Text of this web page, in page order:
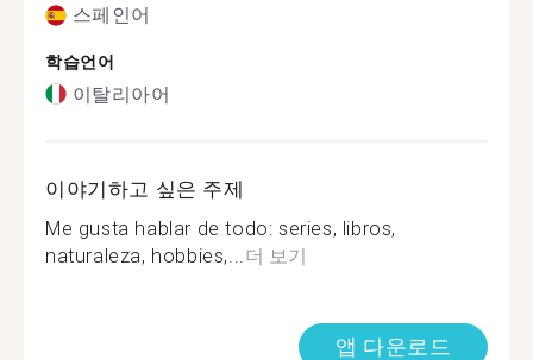
스페인어
학습언어
이탈리아어
이야기하고 싶은 주제
Me gusta hablar de todo: series, libros,
naturaleza, hobbies,... 더 보기
앱 다운로드